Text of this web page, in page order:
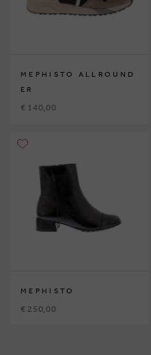
MEPHISTO ALLROUND
ER
€ 140,00
MEPHISTO
€ 250,00